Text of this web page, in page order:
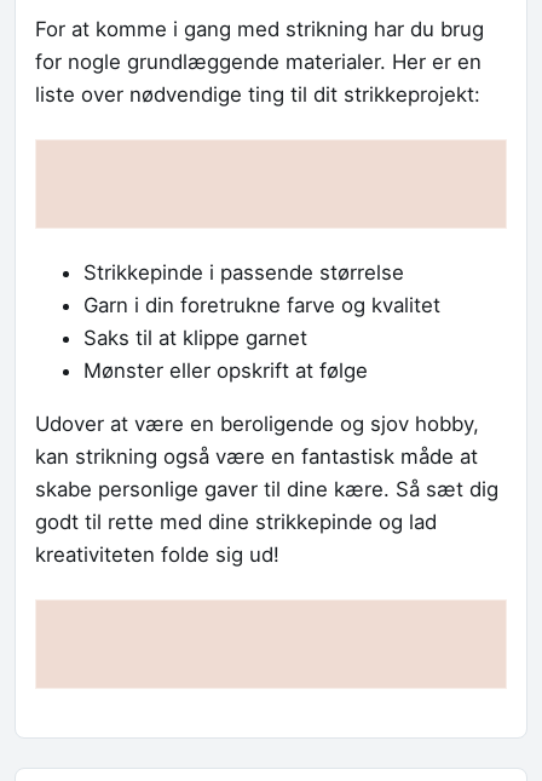
For at komme i gang med strikning har du brug
for nogle grundlæggende materialer. Her er en
liste over nødvendige ting til dit strikkeprojekt:
Strikkepinde i passende størrelse
Garn i din foretrukne farve og kvalitet
Saks til at klippe garnet
Mønster eller opskrift at følge
Udover at være en beroligende og sjov hobby,
kan strikning også være en fantastisk måde at
skabe personlige gaver til dine kære. Så sæt dig
godt til rette med dine strikkepinde og lad
kreativiteten folde sig ud!